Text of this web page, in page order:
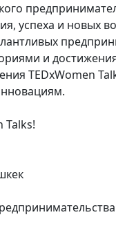
успеха и новых
и
TEDxWomen
Talks!